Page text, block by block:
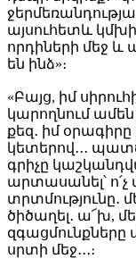
այսուհետև
որդիների մեջ և
են ինձ»։
«Բայց, իմ
կարողնում
քեզ․ իմ
կետերով․․․
գրիչը
արտասանել՝ ո՛չ
տրտմությունը․
ծիծաղել․ ա՜խ,
զգացմունքները
սրտի մեջ․․․։